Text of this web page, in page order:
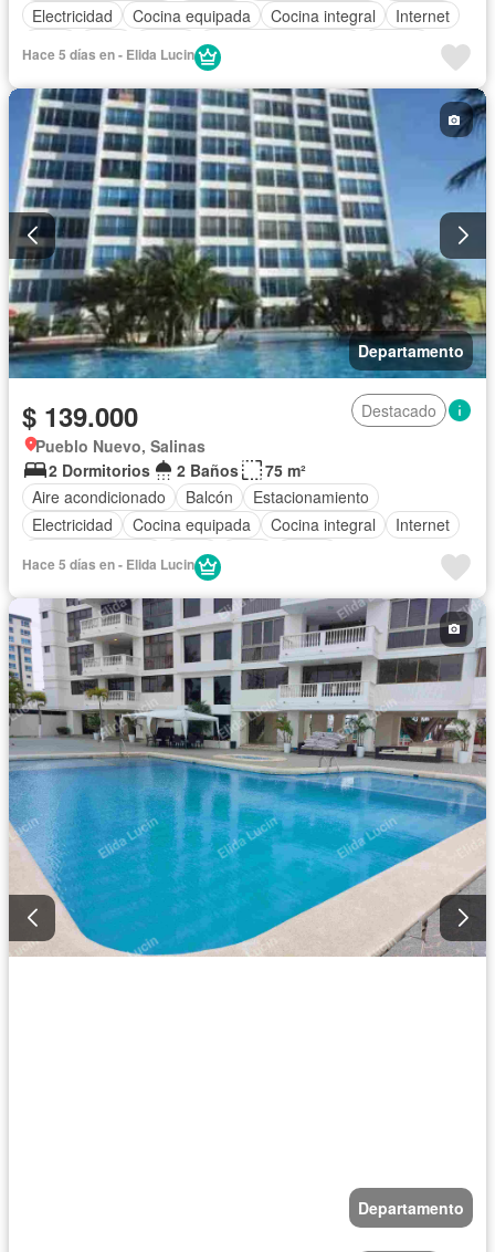
Electricidad
Cocina equipada Cocina integral
Internet
Garita de guardianía
Hace 5 días en - Elida Lucin
Departamento
$ 139.000
Destacado
Pueblo Nuevo, Salinas
2 Dormitorios
2 Baños
75 m²
Aire acondicionado
Balcón
Estacionamiento
Electricidad
Cocina equipada Cocina integral
Internet
Agua
Ascensor
Completamente amoblado
Hace 5 días en - Elida Lucin
Departamento